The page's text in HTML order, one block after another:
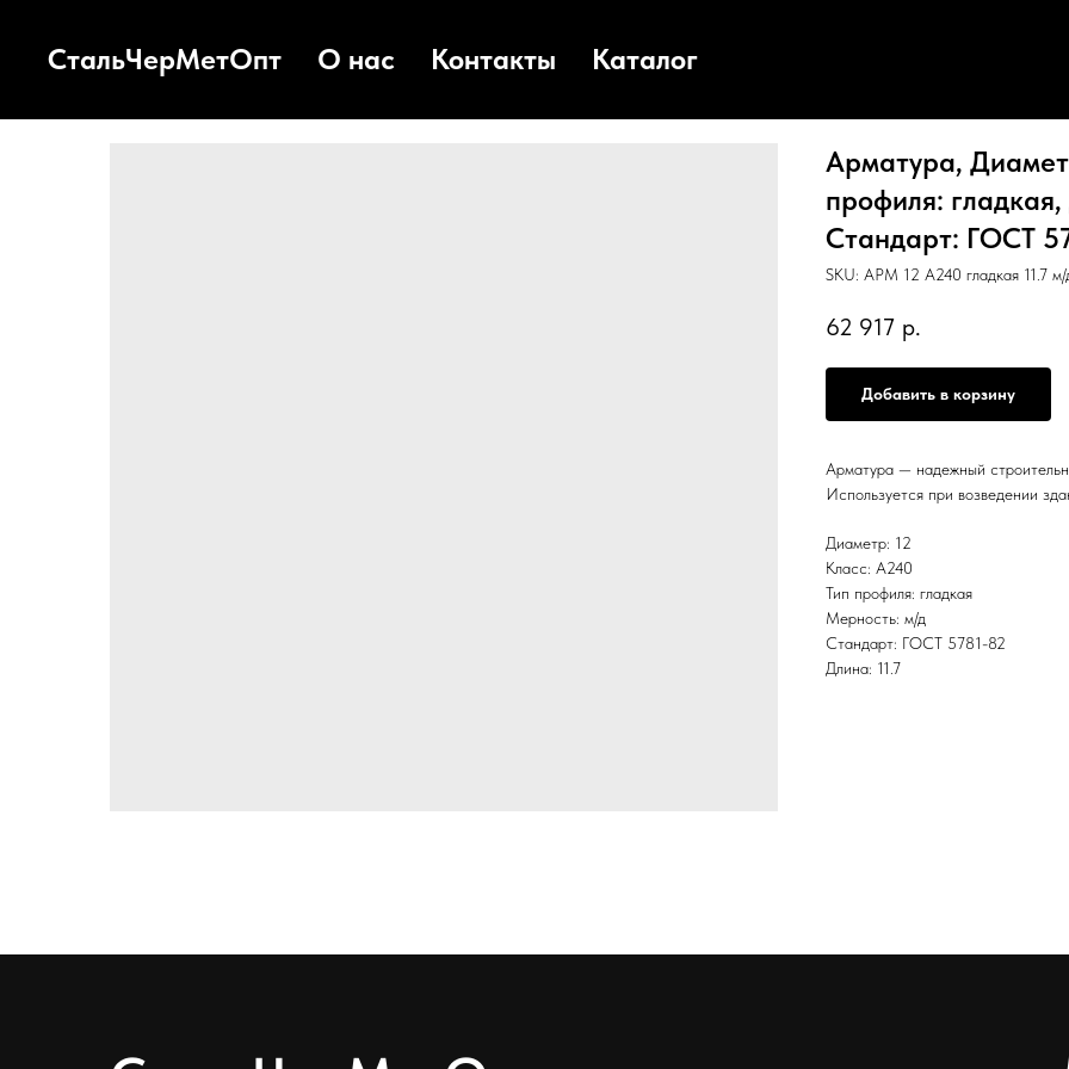
СтальЧерМетОпт О нас Контакты Каталог
Арматура,
профиля:
Стандарт: ГОСТ
SKU: АРМ 12 А240 гладкая 11.7
62 917 р.
Добавить в корзину
Арматура — надежный
Используется при возведении
Диаметр: 12
Класс: А240
Тип профиля: гладкая
Мерность: м/д
Стандарт: ГОСТ 5781-82
Длина: 11.7